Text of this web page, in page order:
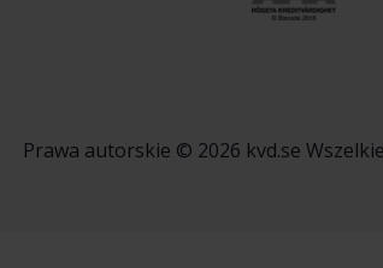
Prawa autorskie © 2026 kvd.se